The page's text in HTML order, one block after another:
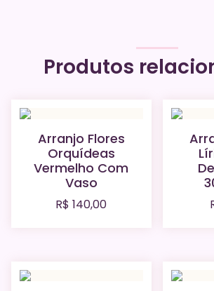
Produtos
Arranjo Flores
Orquídeas
Vermelho Com
Vaso
R$ 140,00